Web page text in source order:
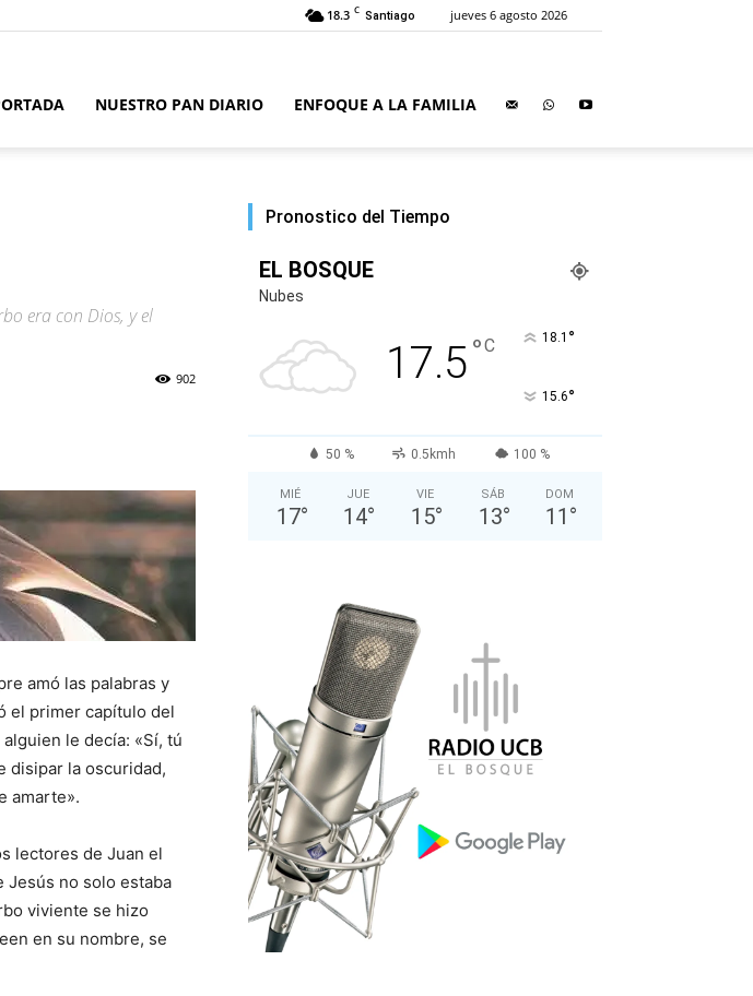
18.3 C Santiago jueves 6 agosto 2026
NUESTRO PAN DIARIO ENFOQUE A LA FAMILIA
era con Dios, y el
902
amó las palabras y
el primer capítulo del
le decía: «Sí, tú
disipar la oscuridad,
amarte».
lectores de Juan el
Jesús no solo estaba
viviente se hizo
en su nombre, se
Pronostico del Tiempo
EL BOSQUE
Nubes
17.5°C 18.1 °
15.6°
50 % 0.5kmh 100 %
MIÉ
17°
JUE
14°
VIE
15°
SÁB
13°
DOM
11 °